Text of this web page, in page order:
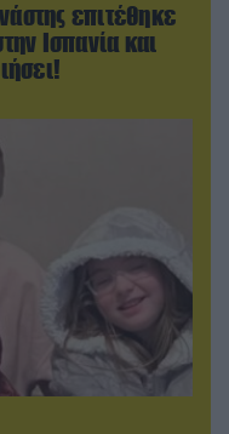
επιτέθηκε
Ισπανία και